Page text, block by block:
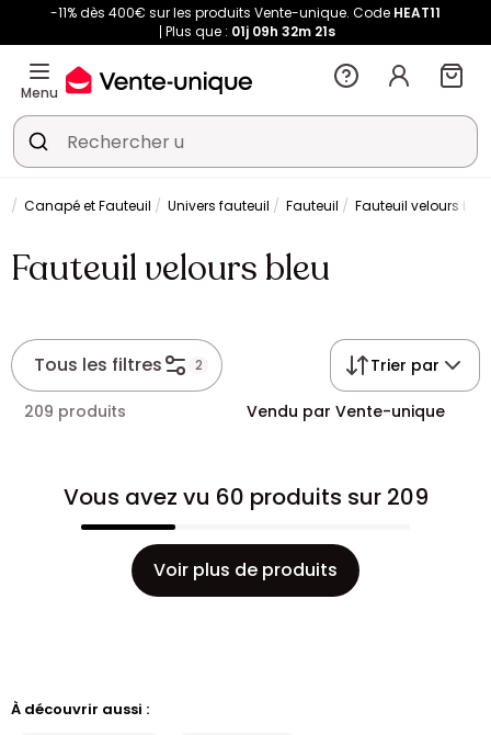
-11% dès 400€ sur les produits Vente-unique. Code HEAT11
Plus que : 01j 09h 32m 19s
Menu
Canapé et Fauteuil Univers fauteuil Fauteuil Fauteuil velours bleu
Fauteuil velours bleu
Tous les filtres 2 Trier par
209 produits Vendu par Vente-unique
Vous avez vu 60 produits sur 209
Voir plus de produits
À découvrir aussi :